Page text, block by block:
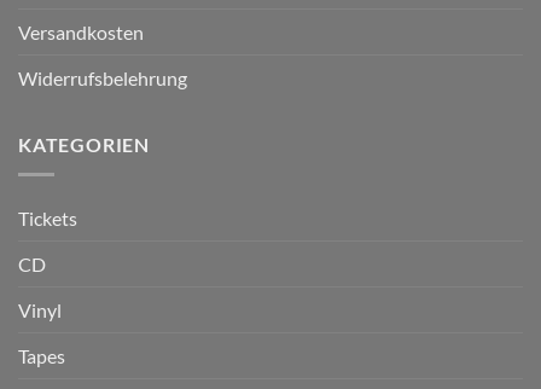
Versandkosten
Widerrufsbelehrung
KATEGORIEN
Tickets
CD
Vinyl
Tapes